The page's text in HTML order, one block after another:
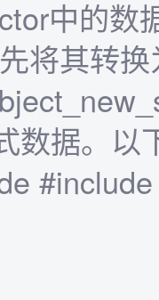
中的数
将其转
数据。以